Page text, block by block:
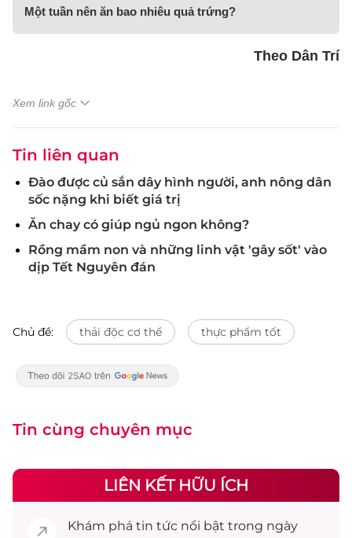
Một tuần nên ăn bao nhiêu quả trứng?
Theo Dân Trí
Xem link gốc
Tin liên quan
Đào được củ sắn dây hình người, anh nông dân
sốc nặng khi biết giá trị
Ăn chay có giúp ngủ ngon không?
Rồng mầm non và những linh vật 'gây sốt' vào
dịp Tết Nguyên đán
Chủ đề: thải độc cơ thể thực phẩm tốt
Tin cùng chuyên mục
LIÊN KẾT HỮU ÍCH
Khám phá tin tức nổi bật trong ngày